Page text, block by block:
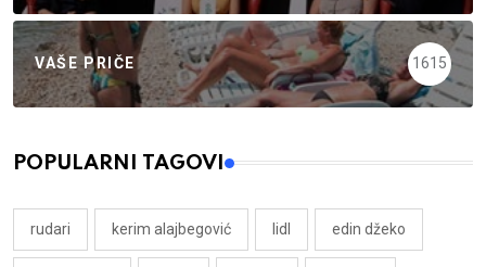
VAŠE PRIČE 1615
POPULARNI TAGOVI
rudari kerim alajbegović lidl edin džeko